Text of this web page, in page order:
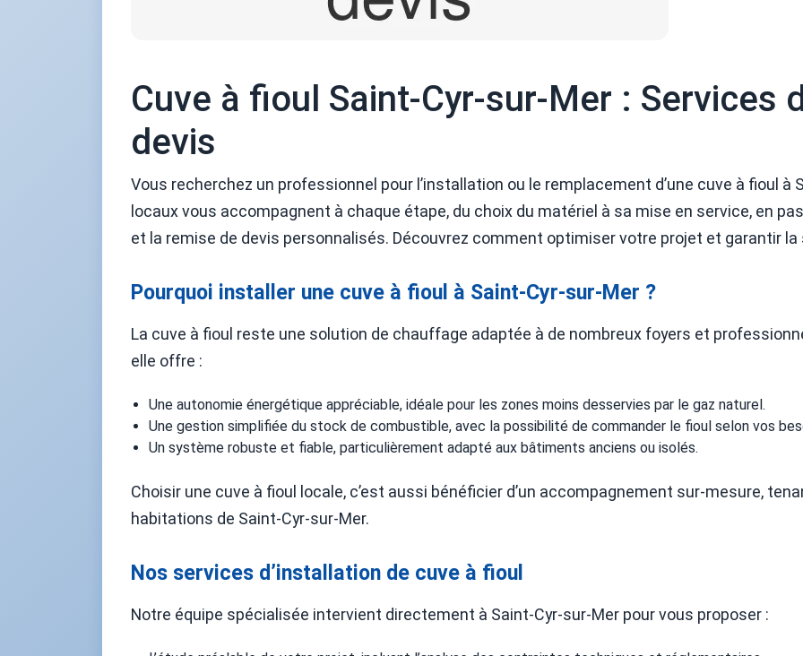
Cuve à fioul Saint-Cyr-sur-Mer : Services
devis
Vous recherchez un professionnel pour l’installation ou le remplacement d’une cuve à fioul à
locaux vous accompagnent à chaque étape, du choix du matériel à sa mise en service, en
et la remise de devis personnalisés. Découvrez comment optimiser votre projet et garantir
Pourquoi installer une cuve à fioul à Saint-Cyr-sur-Mer ?
La cuve à fioul reste une solution de chauffage adaptée à de nombreux foyers et
elle offre :
Une autonomie énergétique appréciable, idéale pour les zones moins desservies par le gaz naturel.
Une gestion simplifiée du stock de combustible, avec la possibilité de commander le fioul selon vos
Un système robuste et fiable, particulièrement adapté aux bâtiments anciens ou isolés.
Choisir une cuve à fioul locale, c’est aussi bénéficier d’un accompagnement sur-mesure,
habitations de Saint-Cyr-sur-Mer.
Nos services d’installation de cuve à fioul
Notre équipe spécialisée intervient directement à Saint-Cyr-sur-Mer pour vous proposer :